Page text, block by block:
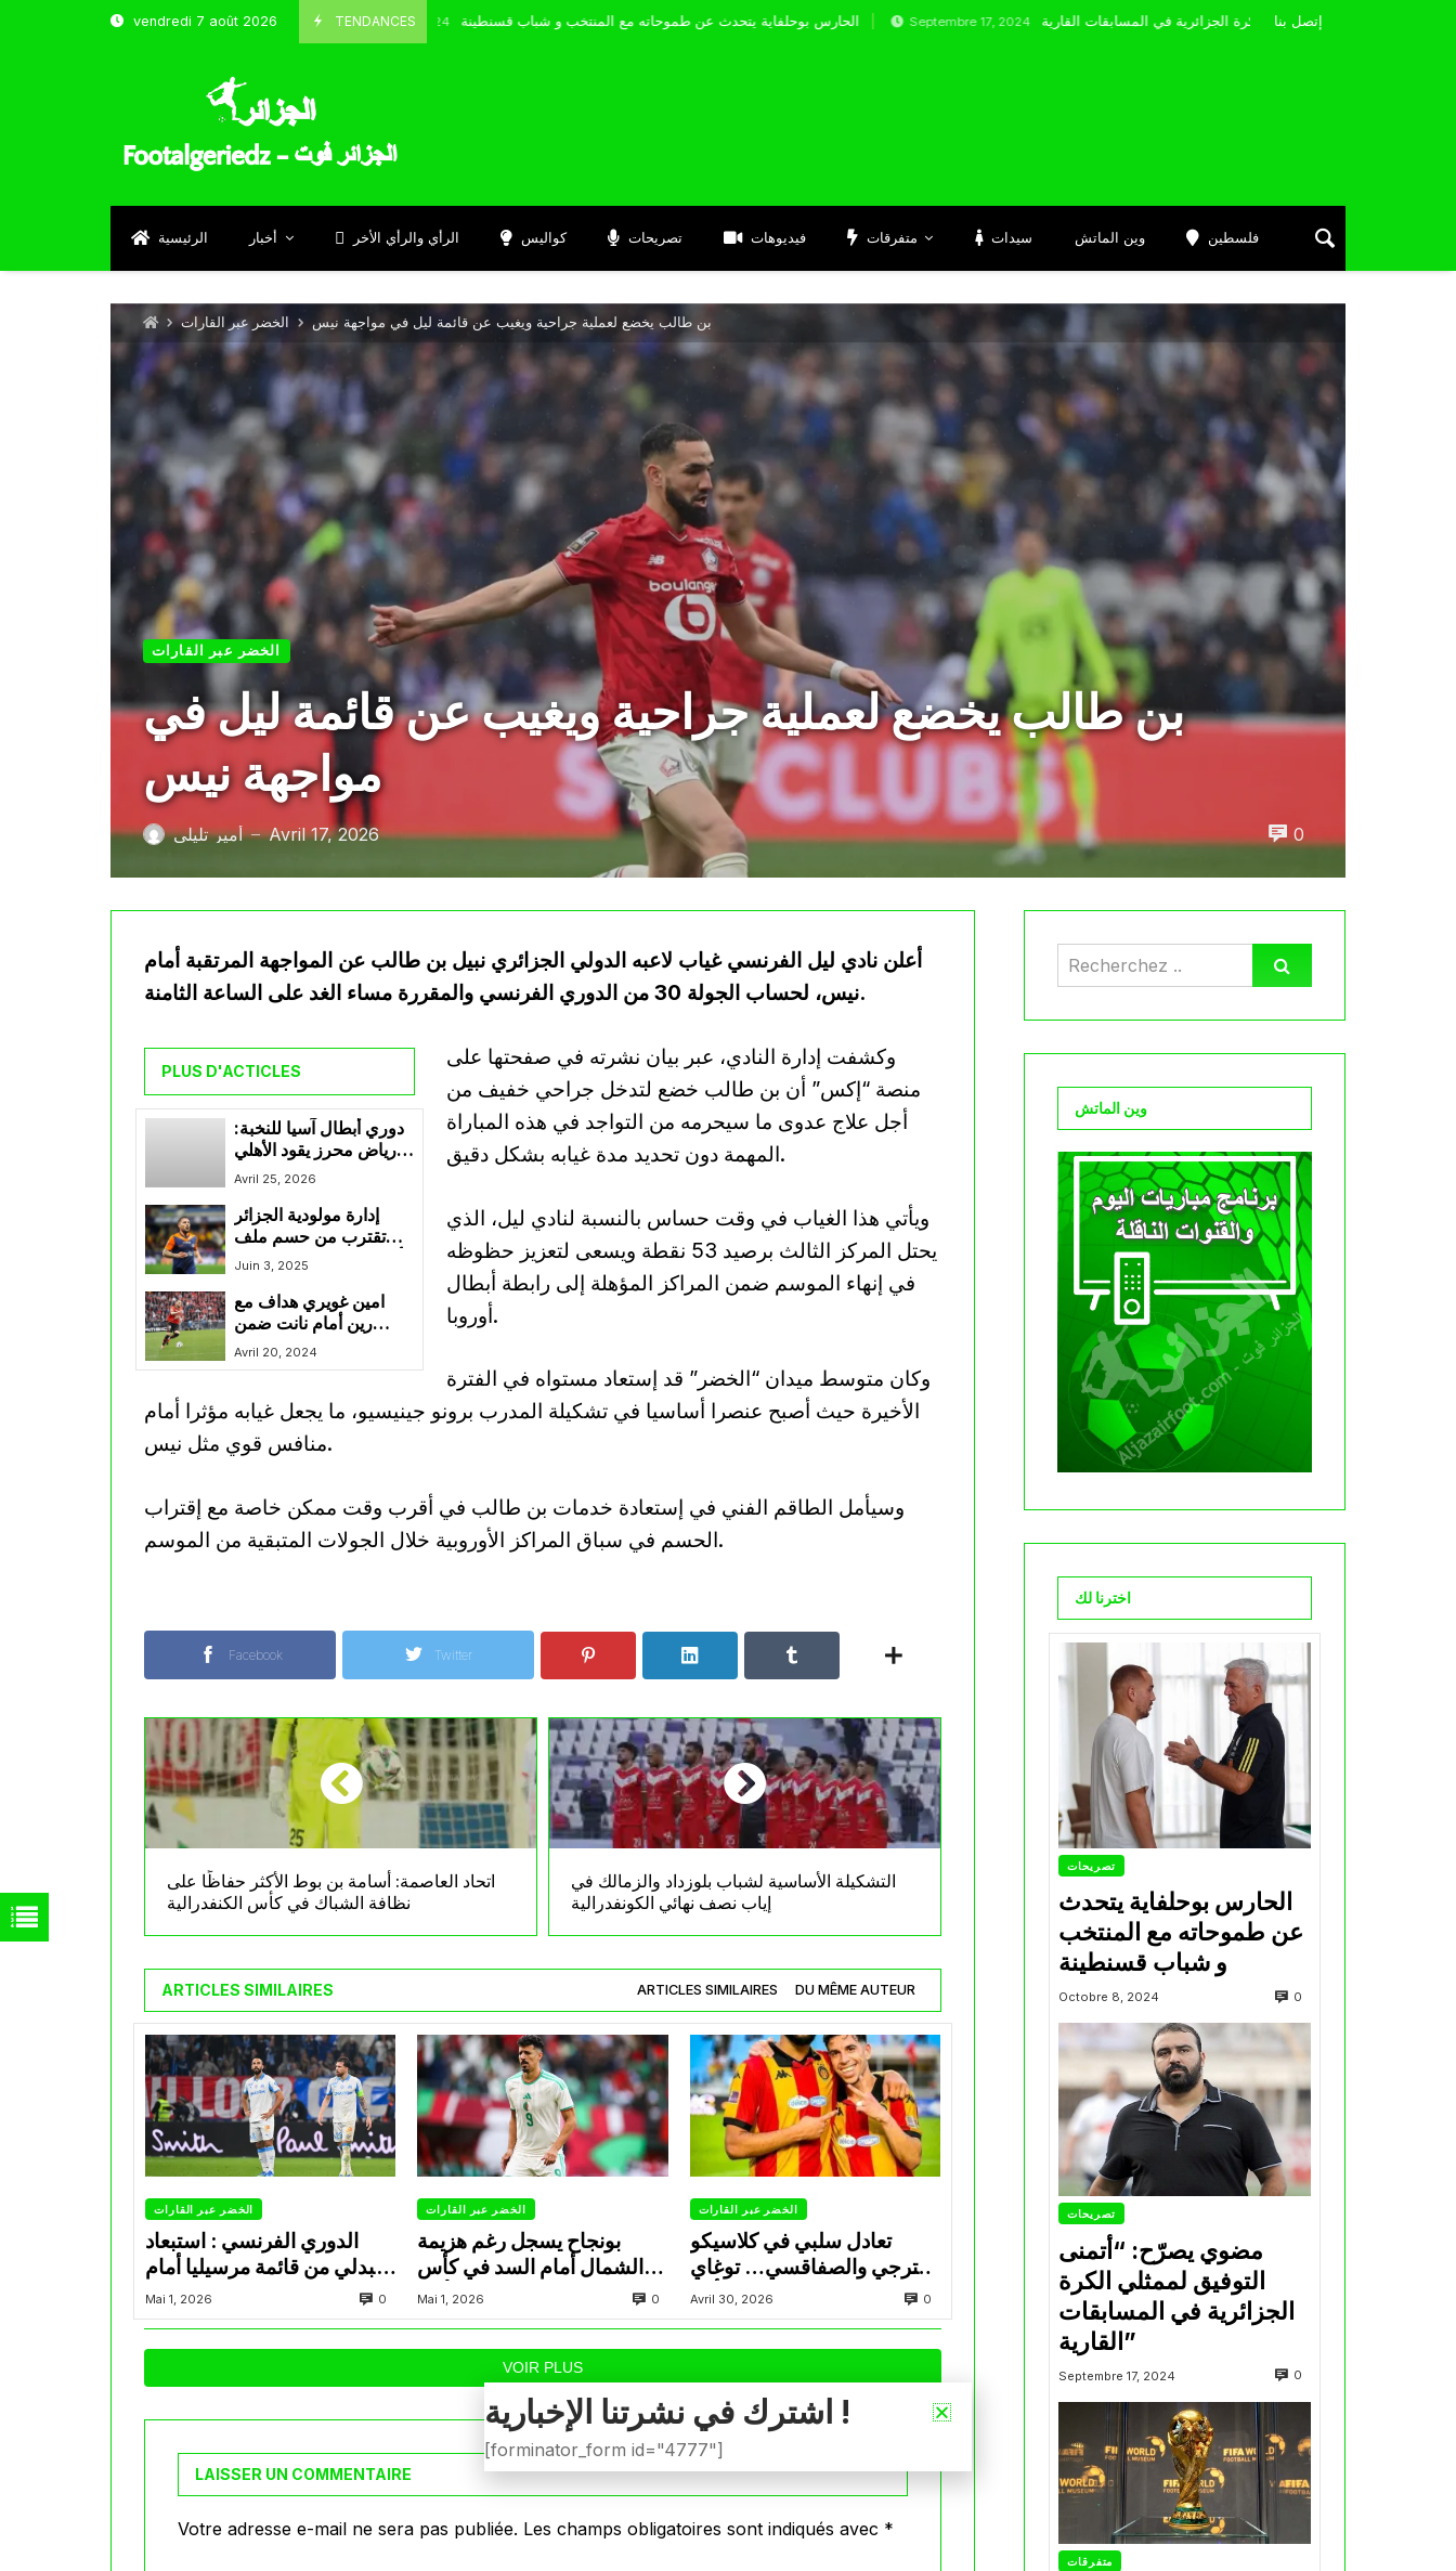
vendredi 7 août 2026 TENDANCES
Octobre 8, 2024 الحارس بوحلفاية يتحدث عن طموحاته مع المنتخب و شباب قسنطينة Septembre 17, 2024 إتصل بنا
الرئيسية أخبار الرأي والرأي الأخر كواليس تصريحات فيديوهات متفرقات سيدات وين الماتش فلسطين
الخضر عبر القارات بن طالب يخضع لعملية جراحية ويغيب عن قائمة ليل في مواجهة نيس
الخضر عبر القارات
بن طالب يخضع لعملية جراحية ويغيب عن قائمة ليل في
مواجهة نيس
أمير تليلي — Avril 17, 2026 0
أعلن نادي ليل الفرنسي غياب لاعبه الدولي الجزائري نبيل بن طالب عن المواجهة المرتقبة أمام
نيس، لحساب الجولة 30 من الدوري الفرنسي والمقررة مساء الغد على الساعة الثامنة.
PLUS D'ACTICLES
دوري أبطال آسيا للنخبة:
رياض محرز يقود الأهلي
السعودي إلى التاج القاري
Avril 25, 2026
إدارة مولودية الجزائر
تقترب من حسم ملف
أندي ديلور بعد نهاية فترة
Juin 3, 2025
امين غويري هداف مع
رين أمام نانت ضمن
الجولة 30من الدوري
الفرنسي
Avril 20, 2024
وكشفت إدارة النادي، عبر بيان نشرته في صفحتها على
منصة “إكس” أن بن طالب خضع لتدخل جراحي خفيف من
أجل علاج عدوى ما سيحرمه من التواجد في هذه المباراة
المهمة دون تحديد مدة غيابه بشكل دقيق.
ويأتي هذا الغياب في وقت حساس بالنسبة لنادي ليل، الذي
يحتل المركز الثالث برصيد 53 نقطة ويسعى لتعزيز حظوظه
في إنهاء الموسم ضمن المراكز المؤهلة إلى رابطة أبطال
أوروبا.
وكان متوسط ميدان “الخضر” قد إستعاد مستواه في الفترة
الأخيرة حيث أصبح عنصرا أساسيا في تشكيلة المدرب برونو جينيسيو، ما يجعل غيابه مؤثرا أمام
منافس قوي مثل نيس.
وسيأمل الطاقم الفني في إستعادة خدمات بن طالب في أقرب وقت ممكن خاصة مع إقتراب
الحسم في سباق المراكز الأوروبية خلال الجولات المتبقية من الموسم.
Facebook Twitter
اتحاد العاصمة: أسامة بن بوط الأكثر حفاظًا على
نظافة الشباك في كأس الكنفدرالية
التشكيلة الأساسية لشباب بلوزداد والزمالك في
إياب نصف نهائي الكونفدرالية
ARTICLES SIMILAIRES ARTICLES SIMILAIRES DU MÊME AUTEUR
الخضر عبر القارات
الدوري الفرنسي : استبعاد
عبدلي من قائمة مرسيليا أمام
نانت
Mai 1, 2026 0
الخضر عبر القارات
بونجاح يسجل رغم هزيمة
الشمال أمام السد في كأس
الأمير
Mai 1, 2026 0
الخضر عبر القارات
تعادل سلبي في كلاسيكو
الترجي والصفاقسي… توغاي
يهدر ركلة جزاء وبوعالية يتألق
Avril 30, 2026 0
VOIR PLUS
LAISSER UN COMMENTAIRE
Votre adresse e-mail ne sera pas publiée. Les champs obligatoires sont indiqués avec *
وين الماتش
اخترنا لك
تصريحات
الحارس بوحلفاية يتحدث
عن طموحاته مع المنتخب
و شباب قسنطينة
Octobre 8, 2024 0
تصريحات
مضوي يصرّح: “أتمنى
التوفيق لممثلي الكرة
الجزائرية في المسابقات
القارية”
Septembre 17, 2024 0
متفرقات
اشترك في نشرتنا الإخبارية !
[forminator_form id="4777"]